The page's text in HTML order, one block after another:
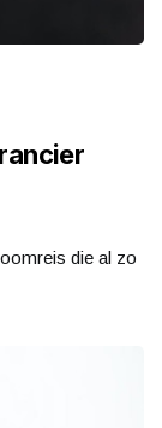
die al zo